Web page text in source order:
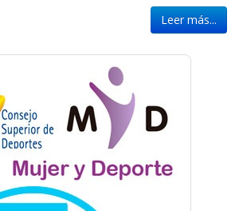
Leer más...